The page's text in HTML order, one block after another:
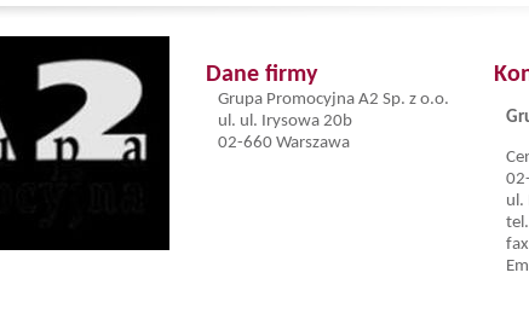
Dane firmy
Grupa Promocyjna A2 Sp. z o.o.
ul. ul. Irysowa 20b
02-660 Warszawa
ul.